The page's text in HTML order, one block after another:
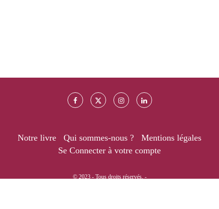
Notre livre Qui sommes-nous ?
Mentions légales
Se Connecter à votre compte
© 2023 - Tous droits réservés. -